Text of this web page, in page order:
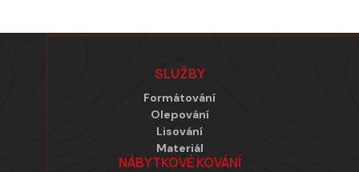
Zápatí
SLUŽBY
Formátování
Olepování
Lisování
Materiál
NÁBYTKOVÉ KOVÁNÍ